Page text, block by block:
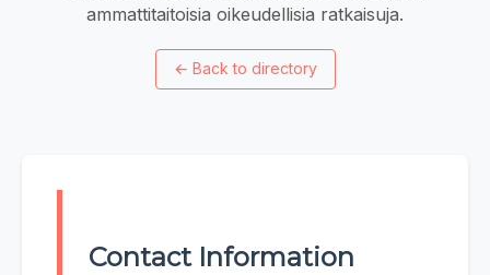
ammattitaitoisia oikeudellisia ratkaisuja.
← Back to directory
Contact Information